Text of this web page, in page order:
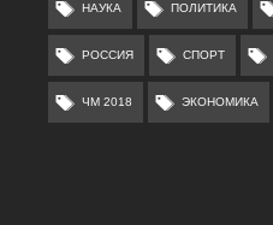
НАУКА ПОЛИТИКА
РОССИЯ СПОРТ
ЧМ 2018 ЭКОНОМИКА